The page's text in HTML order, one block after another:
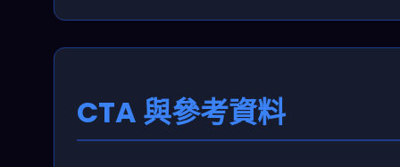
CTA 與參考資料